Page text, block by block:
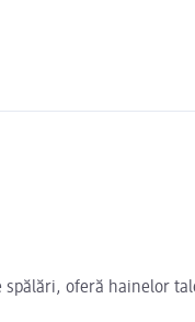
oferă hainelor